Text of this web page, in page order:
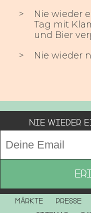
Nie wieder
Tag mit
und Bier
Nie wieder
Nie wieder
Märkte Presse